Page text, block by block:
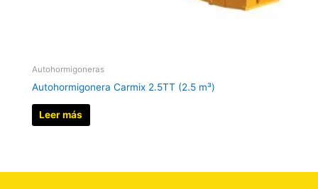
Autohormigoneras
Autohormigonera Carmix 2.5TT (2.5 m³)
Leer más